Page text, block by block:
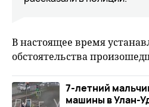
В настоящее время
обстоятельства
7-летний
машины в Улан-